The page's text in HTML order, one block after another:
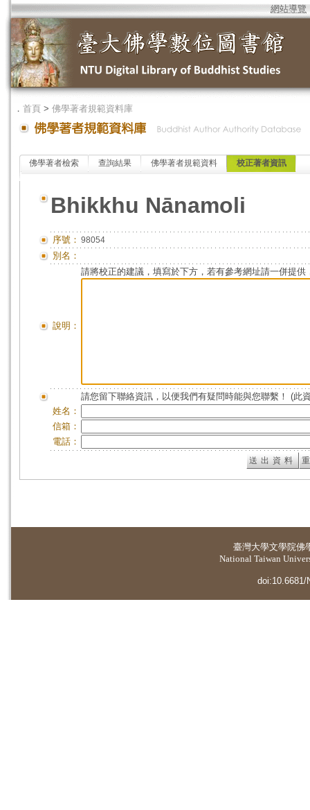
網站導覽
． 首頁 > 佛學著者規範資料庫
佛學著者檢索 查詢結果 佛學著者規範資料 校正著者資訊
Bhikkhu Nānamoli
序號： 98054
別名：
說明：
請將校正的建議，填寫於下方，若有參考網址請一併提供
請您留下聯絡資訊，以便我們有疑問時能與您聯繫！ (此
姓名：
信箱：
電話：
臺灣大學文學院佛
National Taiwan
doi:10.6681/